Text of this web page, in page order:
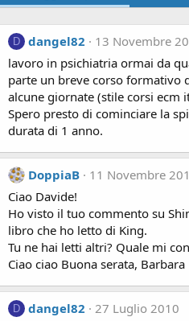
D dangel82
13 Novembre
lavoro in psichiatria ormai da
parte un breve corso formativo
alcune giornate (stile corsi ecm
Spero presto di cominciare la
durata di 1 anno.
DoppiaB
11 Novembre
Ciao Davide!
Ho visto il tuo commento su
libro che ho letto di King.
Tu ne hai letti altri? Quale mi
Ciao ciao Buona serata, Barbara
D dangel82
27 Luglio 2010